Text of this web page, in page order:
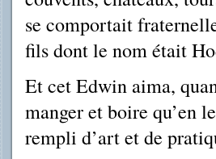
se comportait
fils dont le nom était
Et cet Edwin aima,
manger et boire qu’en
rempli d’art et de